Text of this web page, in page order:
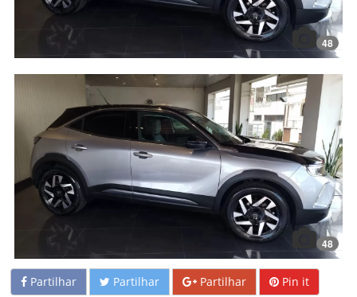
48
48
Partilhar Partilhar Partilhar Pin it